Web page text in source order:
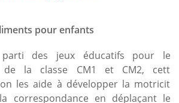
pour enfants
parti des jeux éducatifs pour les
de la classe CM1 et CM2, cette
les aide à développer la motricité
correspondance en déplaçant les